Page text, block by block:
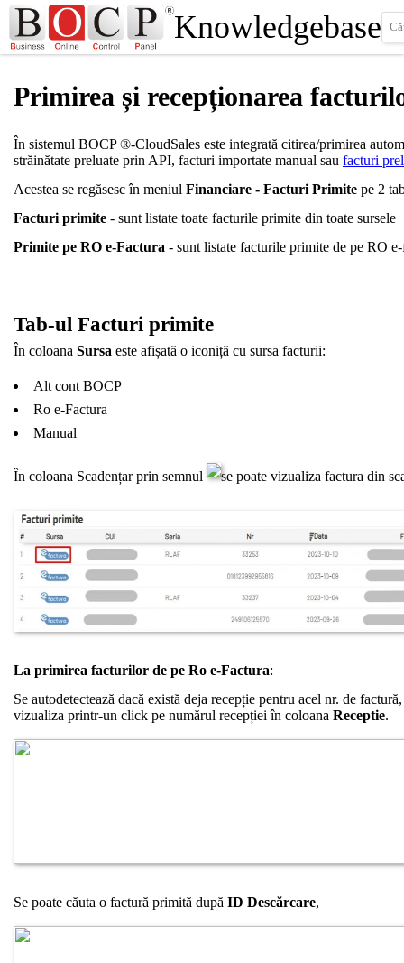
Knowledgebase
Primirea și recepționarea
În sistemul BOCP ®-CloudSales este integrată citirea/primirea
străinătate preluate prin API, facturi importate manual sau facturi
Acestea se regăsesc în meniul Financiare - Facturi Primite pe 2
Facturi primite - sunt listate toate facturile primite din toate sursele
Primite pe RO e-Factura - sunt listate facturile primite de pe RO
Tab-ul Facturi primite
În coloana Sursa este afișată o iconiță cu sursa facturii:
Alt cont BOCP
Ro e-Factura
Manual
În coloana Scadențar prin semnul se poate vizualiza factura din
La primirea facturilor de pe Ro e-Factura:
Se autodetectează dacă există deja recepție pentru acel nr. de
vizualiza printr-un click pe numărul recepției în coloana Receptie.
Se poate căuta o factură primită după ID Descărcare,